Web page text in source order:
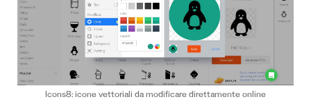
Icons8: icone vettoriali da modificare direttamente online